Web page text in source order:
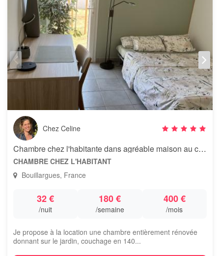
Chez Celine
Chambre chez l'habitante dans agréable maison au calme
CHAMBRE CHEZ L'HABITANT
Bouillargues, France
32 €
/nuit
180 €
/semaine
400 €
/mois
Je propose à la location une chambre entièrement rénovée
donnant sur le jardin, couchage en 140...